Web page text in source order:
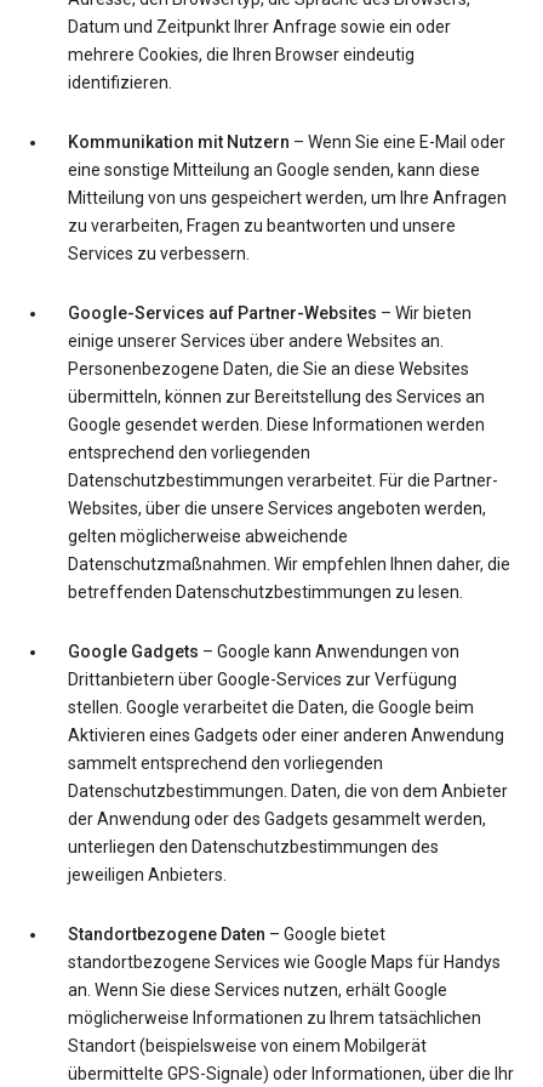
Datum und Zeitpunkt Ihrer Anfrage sowie ein oder
mehrere Cookies, die Ihren Browser eindeutig
identifizieren.
Kommunikation mit Nutzern – Wenn Sie eine E-Mail oder
eine sonstige Mitteilung an Google senden, kann diese
Mitteilung von uns gespeichert werden, um Ihre Anfragen
zu verarbeiten, Fragen zu beantworten und unsere
Services zu verbessern.
Google-Services auf Partner-Websites – Wir bieten
einige unserer Services über andere Websites an.
Personenbezogene Daten, die Sie an diese Websites
übermitteln, können zur Bereitstellung des Services an
Google gesendet werden. Diese Informationen werden
entsprechend den vorliegenden
Datenschutzbestimmungen verarbeitet. Für die Partner-
Websites, über die unsere Services angeboten werden,
gelten möglicherweise abweichende
Datenschutzmaßnahmen. Wir empfehlen Ihnen daher, die
betreffenden Datenschutzbestimmungen zu lesen.
Google Gadgets – Google kann Anwendungen von
Drittanbietern über Google-Services zur Verfügung
stellen. Google verarbeitet die Daten, die Google beim
Aktivieren eines Gadgets oder einer anderen Anwendung
sammelt entsprechend den vorliegenden
Datenschutzbestimmungen. Daten, die von dem Anbieter
der Anwendung oder des Gadgets gesammelt werden,
unterliegen den Datenschutzbestimmungen des
jeweiligen Anbieters.
Standortbezogene Daten – Google bietet
standortbezogene Services wie Google Maps für Handys
an. Wenn Sie diese Services nutzen, erhält Google
möglicherweise Informationen zu Ihrem tatsächlichen
Standort (beispielsweise von einem Mobilgerät
übermittelte GPS-Signale) oder Informationen, über die Ihr